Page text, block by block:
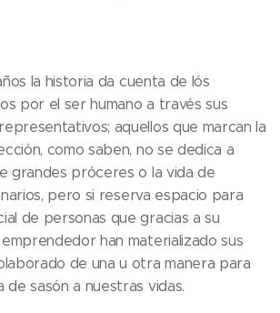
la historia da cuenta de lós
por el ser humano a través sus
aquellos que marcan la
como saben, no se dedica a
grandes próceres o la vida de
pero si reserva espacio para
de personas que gracias a su
han materializado sus
de una u otra manera para
de sasón a nuestras vidas.